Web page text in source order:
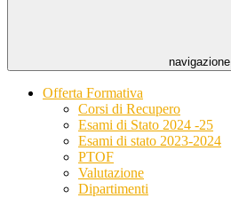
navigazione
Offerta Formativa
Corsi di Recupero
Esami di Stato 2024 -25
Esami di stato 2023-2024
PTOF
Valutazione
Dipartimenti